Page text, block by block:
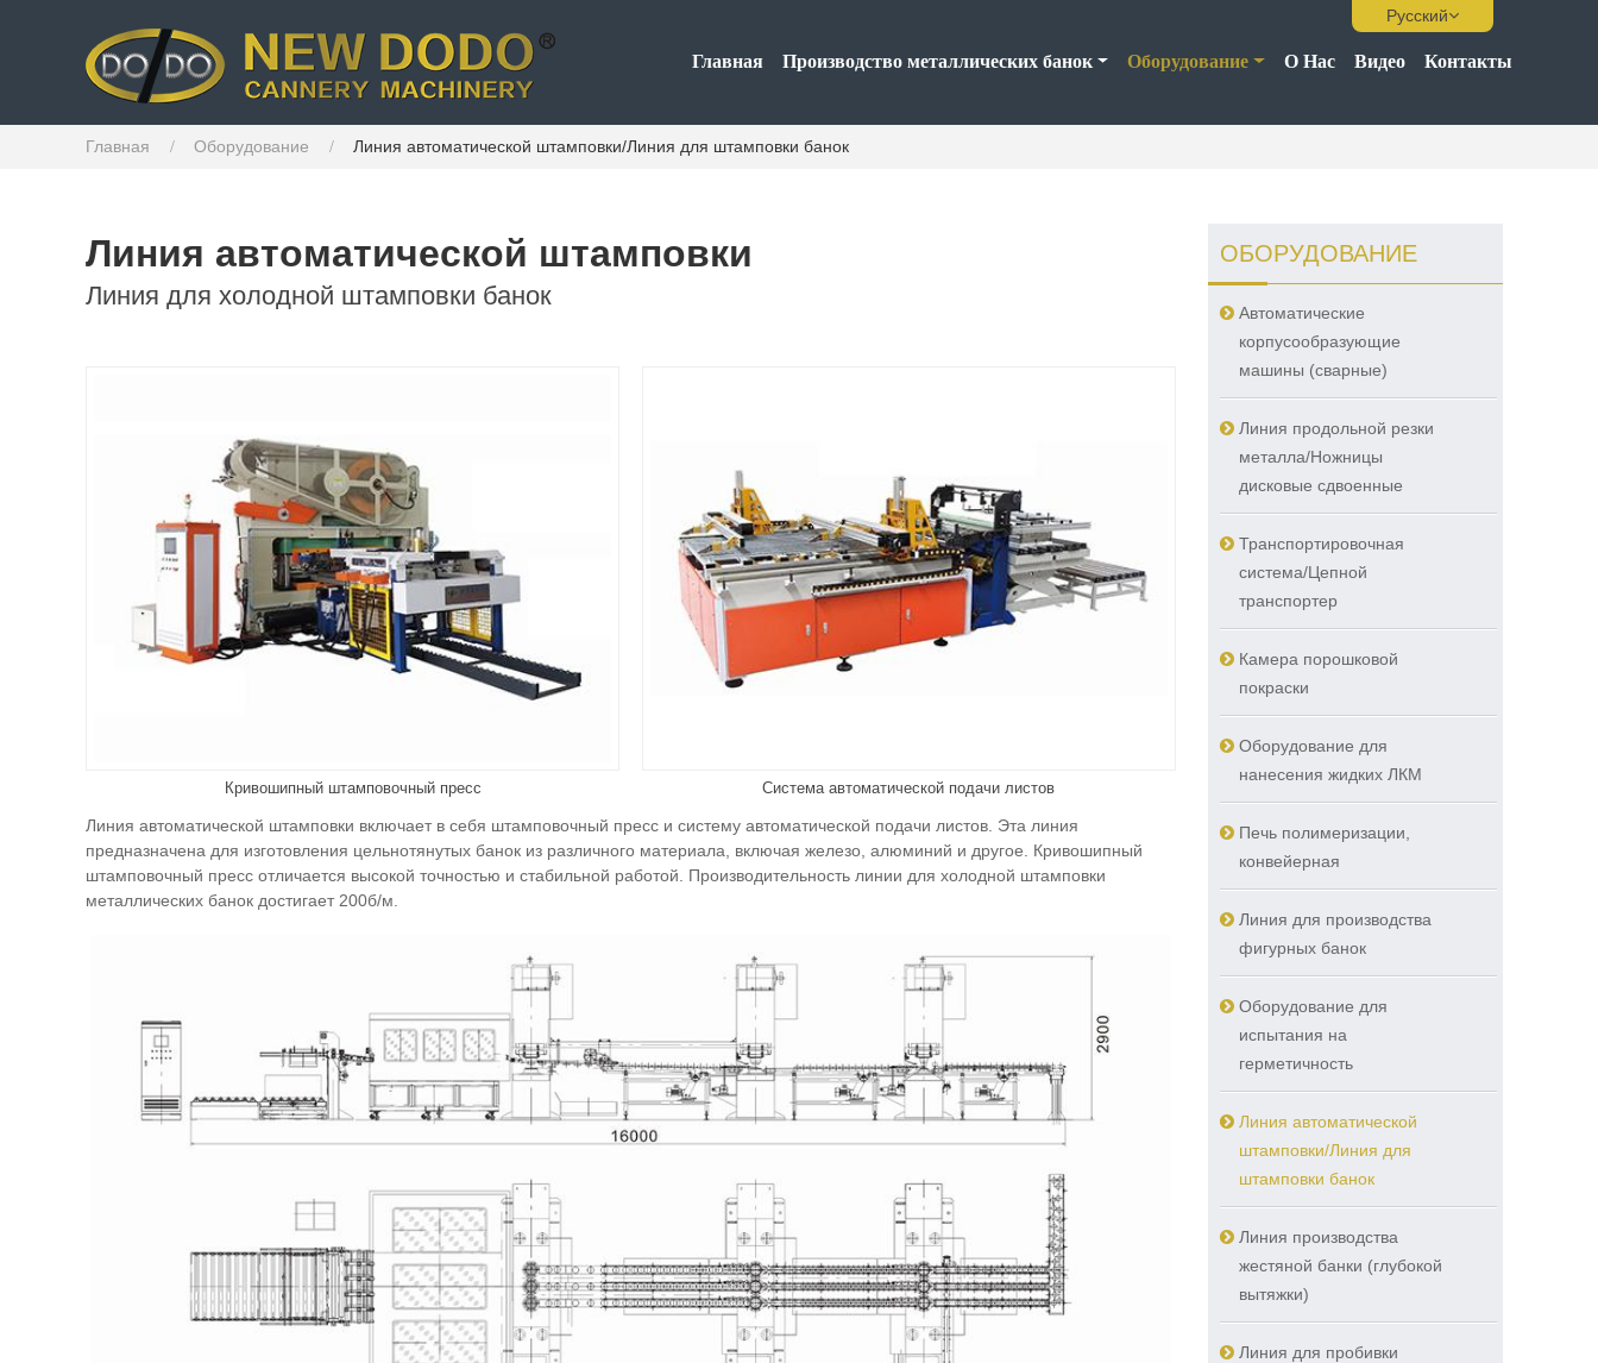
Русский
Главная Производство металлических банок Оборудование О Нас Видео Контакты
Главная Оборудование Линия автоматической штамповки/Линия для штамповки банок
Линия автоматической штамповки
Линия для холодной штамповки банок
Кривошипный штамповочный пресс Система автоматической подачи листов
Линия автоматической штамповки включает в себя штамповочный пресс и систему автоматической подачи листов. Эта линия
предназначена для изготовления цельнотянутых банок из различного материала, включая железо, алюминий и другое. Кривошипный
штамповочный пресс отличается высокой точностью и стабильной работой. Производительность линии для холодной штамповки
металлических банок достигает 200б/м.
ОБОРУДОВАНИЕ
Автоматические
корпусообразующие
машины (сварные)
Линия продольной резки
металла/Ножницы
дисковые сдвоенные
Транспортировочная
система/Цепной
транспортер
Камера порошковой
покраски
Оборудование для
нанесения жидких ЛКМ
Печь полимеризации,
конвейерная
Линия для производства
фигурных банок
Оборудование для
испытания на
герметичность
Линия автоматической
штамповки/Линия для
штамповки банок
Линия производства
жестяной банки (глубокой
вытяжки)
Линия для пробивки